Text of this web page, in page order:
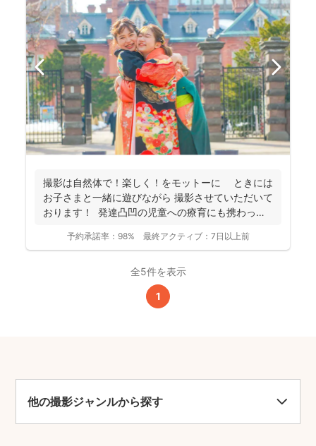
撮影は自然体で！楽しく！をモットーに ときには
お子さまと一緒に遊びながら 撮影させていただいて
おります！ 発達凸凹の児童への療育にも携わって
予約承諾率： 98% 最終アクティブ： 7日以上前
全5件を表示
1
他の撮影ジャンルから探す